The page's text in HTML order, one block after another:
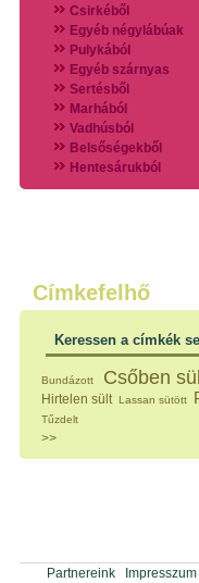
Csirkéből
Egyéb négylábúak
Pulykából
Egyéb szárnyas
Sertésből
Marhából
Vadhúsból
Belsőségekből
Hentesárukból
Vadszárnyasokból
Köretek
Klasszikus főzelékek
Zöldséges ételek
Hidegkonyhai
Főtt tészták
Zsiradékban sült
Szendvicsek
Pácok
Fűszerkeverékek,
Címkefelhő
Keressen a címkék
Bundázott Csőben
Hirtelen sült Lassan sütött
Tűzdelt
>>
Partnereink Impresszum